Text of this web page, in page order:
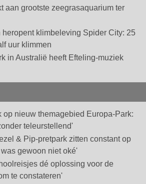
aan grootste zeegrasaquarium ter
klimbeleving Spider City: 25
uur klimmen
in Australië heeft Efteling-muziek
op nieuw themagebied Europa-Park:
teleurstellend'
& Pip-pretpark zitten constant op
gewoon niet oké'
dé oplossing voor de
te constateren'